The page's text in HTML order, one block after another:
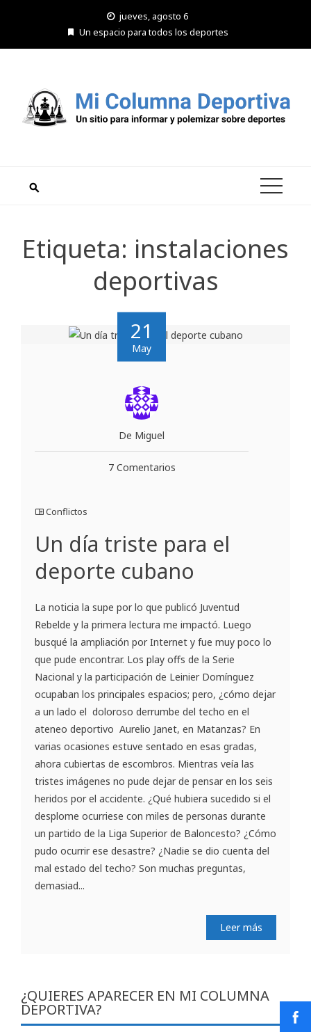
jueves, agosto 6
Un espacio para todos los deportes
Etiqueta: instalaciones
deportivas
21
May
De Miguel
7 Comentarios
Conflictos
Un día triste para el
deporte cubano
La noticia la supe por lo que publicó Juventud
Rebelde y la primera lectura me impactó. Luego
busqué la ampliación por Internet y fue muy poco lo
que pude encontrar. Los play offs de la Serie
Nacional y la participación de Leinier Domínguez
ocupaban los principales espacios; pero, ¿cómo dejar
a un lado el doloroso derrumbe del techo en el
ateneo deportivo Aurelio Janet, en Matanzas? En
varias ocasiones estuve sentado en esas gradas,
ahora cubiertas de escombros. Mientras veía las
tristes imágenes no pude dejar de pensar en los seis
heridos por el accidente. ¿Qué hubiera sucedido si el
desplome ocurriese con miles de personas durante
un partido de la Liga Superior de Baloncesto? ¿Cómo
pudo ocurrir ese desastre? ¿Nadie se dio cuenta del
mal estado del techo? Son muchas preguntas,
demasiad...
Leer más
¿QUIERES APARECER EN MI COLUMNA
DEPORTIVA?